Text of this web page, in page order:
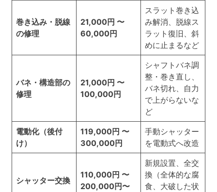
巻き込み・脱線
の修理
21,000円 〜
60,000円
スラット巻き込
み解消、脱線ス
ラット復旧、斜
めに止まるなど
バネ・構造部の
修理
21,000円 〜
100,000円
シャフトバネ調
整・巻き直し、
バネ切れ、自力
で上がらないな
ど
電動化（後付
け）
119,000円 〜
300,000円
手動シャッター
を電動式へ改造
シャッター交換
110,000円 〜
200,000円〜
新規設置、全交
換（全体的な腐
食、大破した状